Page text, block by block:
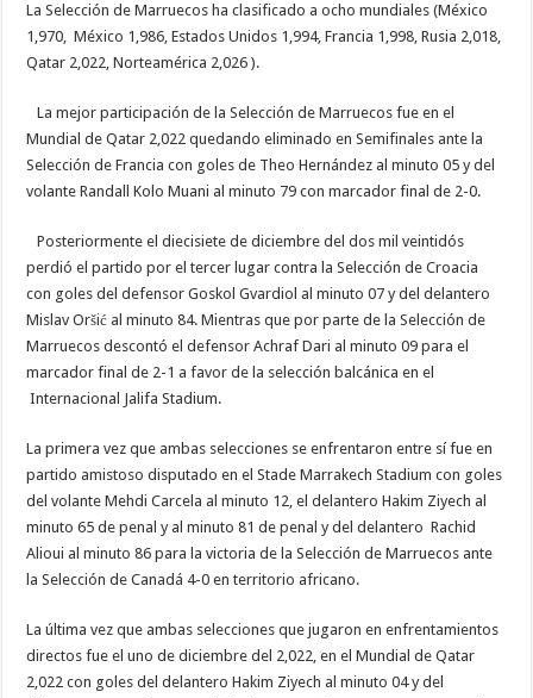
La Selección de Marruecos ha clasificado a ocho mundiales (México
1,970, México 1,986, Estados Unidos 1,994, Francia 1,998, Rusia 2,018,
Qatar 2,022, Norteamérica 2,026 ).
La mejor participación de la Selección de Marruecos fue en el
Mundial de Qatar 2,022 quedando eliminado en Semifinales ante la
Selección de Francia con goles de Theo Hernández al minuto 05 y del
volante Randall Kolo Muani al minuto 79 con marcador final de 2-0.
Posteriormente el diecisiete de diciembre del dos mil veintidós
perdió el partido por el tercer lugar contra la Selección de Croacia
con goles del defensor Goskol Gvardiol al minuto 07 y del delantero
Mislav Oršić al minuto 84. Mientras que por parte de la Selección de
Marruecos descontó el defensor Achraf Dari al minuto 09 para el
marcador final de 2-1 a favor de la selección balcánica en el
Internacional Jalifa Stadium.
La primera vez que ambas selecciones se enfrentaron entre sí fue en
partido amistoso disputado en el Stade Marrakech Stadium con goles
del volante Mehdi Carcela al minuto 12, el delantero Hakim Ziyech al
minuto 65 de penal y al minuto 81 de penal y del delantero Rachid
Alioui al minuto 86 para la victoria de la Selección de Marruecos ante
la Selección de Canadá 4-0 en territorio africano.
La última vez que ambas selecciones que jugaron en enfrentamientos
directos fue el uno de diciembre del 2,022, en el Mundial de Qatar
2,022 con goles del delantero Hakim Ziyech al minuto 04 y del